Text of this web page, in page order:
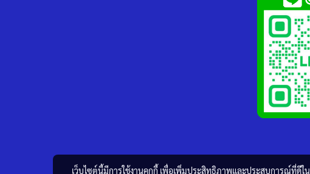
เว็บไซต์นี้มีการใช้งานคุกกี้ เพื่อเพิ่มประสิทธิภาพและประสบการณ์ที่ดีใ